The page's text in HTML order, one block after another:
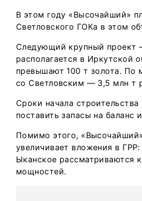
В этом году «Высочайший»
Светловского ГОКа в этом
Следующий крупный проект
располагается в Иркутской
превышают 100 т золота. По
со Светловским — 3,5 млн т
Сроки начала
поставить запасы на баланс
Помимо этого,
увеличивает вложения в
Ыканское рассматриваются
мощностей.